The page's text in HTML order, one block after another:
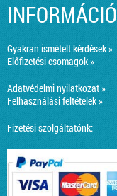
INFORMÁCIÓ
Gyakran ismételt kérdések »
Előfizetési csomagok »
Adatvédelmi nyilatkozat »
Felhasználási feltételek »
Fizetési szolgáltatónk: